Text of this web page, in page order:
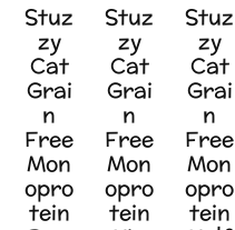
Stuz
zy
Cat
Grai
n
Free
Mon
opro
tein
Stuz
zy
Cat
Grai
n
Free
Mon
opro
tein
Stuz
zy
Cat
Grai
n
Free
Mon
opro
tein